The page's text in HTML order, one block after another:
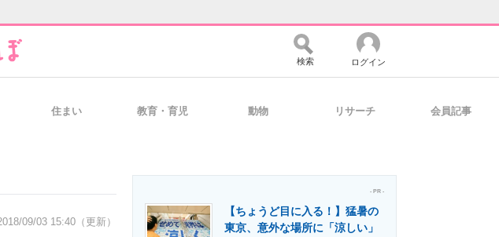
経営リーダーのコミュニティ マーケ×ITの今がよく分かる
検索 ログイン
住まい 教育・育児 動物 リサーチ 会員記事
09/03 15:40（更新）
- PR -
【ちょうど目に入る！】猛暑の
東京、意外な場所に「涼しい」